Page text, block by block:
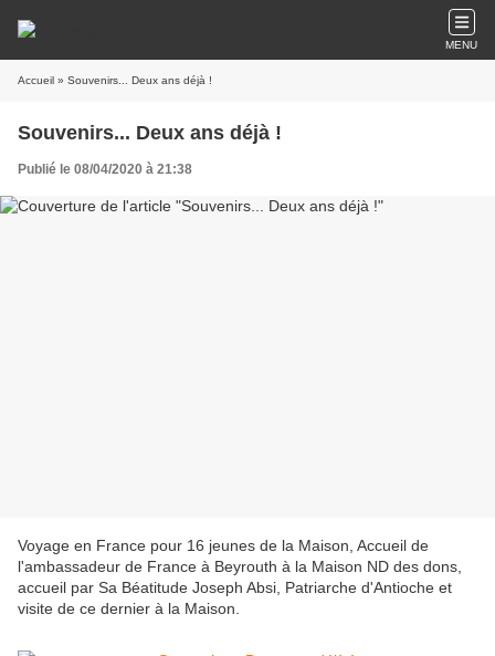
MENU
Accueil » Souvenirs... Deux ans déjà !
Souvenirs... Deux ans déjà !
Publié le 08/04/2020 à 21:38
Voyage en France pour 16 jeunes de la Maison, Accueil de
l'ambassadeur de France à Beyrouth à la Maison ND des dons,
accueil par Sa Béatitude Joseph Absi, Patriarche d'Antioche et
visite de ce dernier à la Maison.